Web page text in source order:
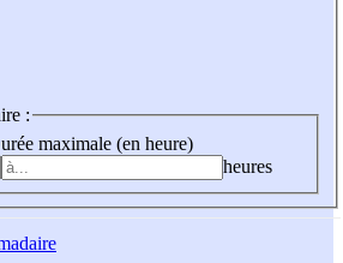
:
maximale (en heure)
heures